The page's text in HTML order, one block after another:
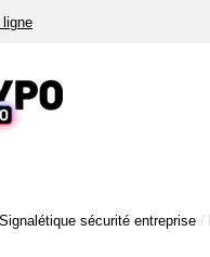
ligne
Signalétique sécurité entreprise /